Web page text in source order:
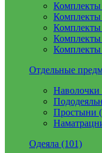
Комплекты
Комплекты
Комплекты
Комплекты
Комплекты
Отдельные
Наволочки
Простыни
Одеяла (101)